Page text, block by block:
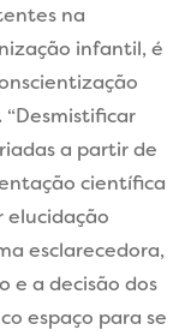
na
infantil, é
a partir de
científica
elucidação
esclarecedora,
e a decisão dos
espaço para se